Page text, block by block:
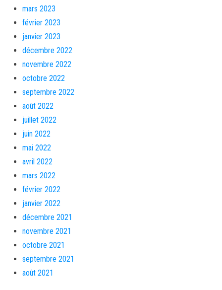
mars 2023
février 2023
janvier 2023
décembre 2022
novembre 2022
octobre 2022
septembre 2022
août 2022
juillet 2022
juin 2022
mai 2022
avril 2022
mars 2022
février 2022
janvier 2022
décembre 2021
novembre 2021
octobre 2021
septembre 2021
août 2021